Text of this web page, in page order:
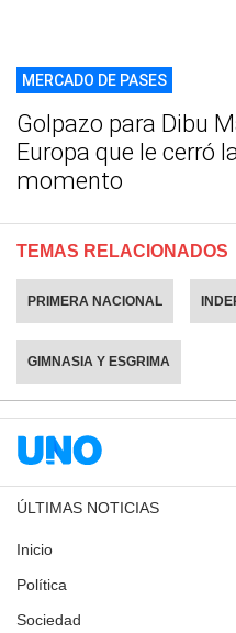
MERCADO DE PASES
Golpazo para Dibu
Europa que le cerró
momento
TEMAS RELACIONADOS
PRIMERA NACIONAL
GIMNASIA Y ESGRIMA
ÚLTIMAS NOTICIAS
Inicio
Política
Sociedad